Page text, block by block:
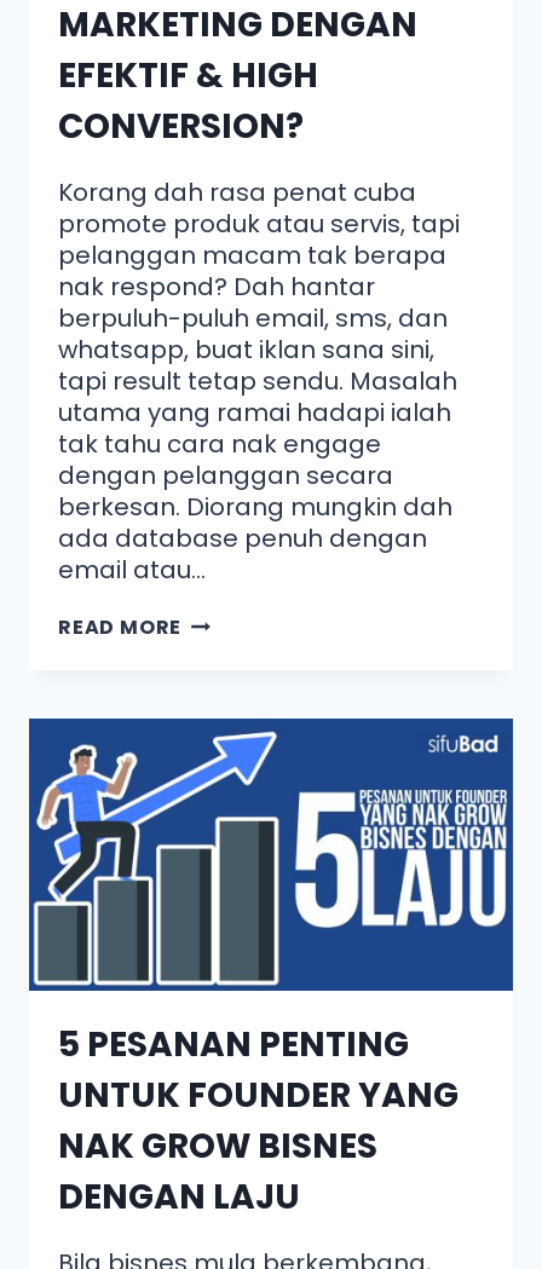
MARKETING DENGAN
EFEKTIF & HIGH
CONVERSION?
Korang dah rasa penat cuba
promote produk atau servis, tapi
pelanggan macam tak berapa
nak respond? Dah hantar
berpuluh-puluh email, sms, dan
whatsapp, buat iklan sana sini,
tapi result tetap sendu. Masalah
utama yang ramai hadapi ialah
tak tahu cara nak engage
dengan pelanggan secara
berkesan. Diorang mungkin dah
ada database penuh dengan
email atau…
READ MORE
5 PESANAN PENTING
UNTUK FOUNDER YANG
NAK GROW BISNES
DENGAN LAJU